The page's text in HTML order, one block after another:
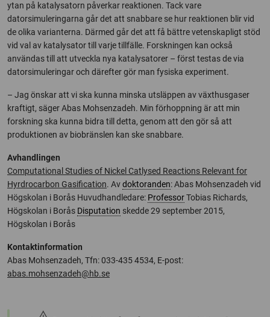
ytan på katalysatorn påverkar reaktionen. Tack vare
datorsimuleringarna går det att snabbare se hur reaktionen blir vid
de olika varianterna. Därmed går det att få bättre vetenskapligt stöd
vid val av katalysator till varje tillfälle. Forskningen kan också
användas till att utveckla nya katalysatorer – först testas de via
datorsimuleringar och därefter gör man fysiska experiment.
– Jag önskar att vi ska kunna minska utsläppen av växthusgaser
kraftigt, säger Abas Mohsenzadeh. Min förhoppning är att min
forskning ska kunna bidra till detta, genom att den gör så att
produktionen av biobränslen kan ske snabbare.
Avhandlingen
Computational Studies of Nickel Catlysed Reactions Relevant for
Hyrdrocarbon Gasification. Avdoktoranden: Abas Mohsenzadeh vid
Högskolan i Borås Huvudhandledare: ProfessorTobias Richards,
Högskolan i Borås Disputation skedde 29 september 2015,
Högskolan i Borås
Kontaktinformation
Abas Mohsenzadeh, Tfn: 033-435 4534, E-post:
abas.mohsenzadeh@hb.se